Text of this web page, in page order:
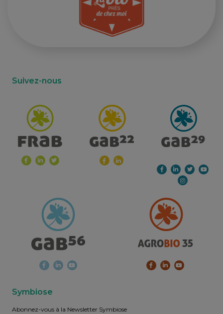
Suivez-nous
Symbiose
Abonnez-vous à la Newsletter Symbiose